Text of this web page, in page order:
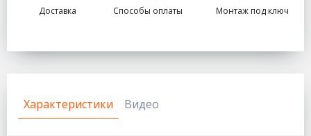
Доставка Способы оплаты Монтаж под ключ
Характеристики Видео